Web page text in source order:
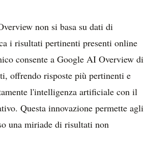
non si basa su dati di
i risultati pertinenti presenti online
consente a Google AI Overview di
offrendo risposte più pertinenti e
l'intelligenza artificiale con il
Questa innovazione permette agli
una miriade di risultati non